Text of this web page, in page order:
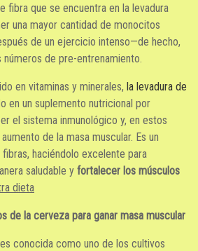
fibra que se encuentra en la levadura
una mayor cantidad de monocitos
de un ejercicio intenso—de hecho,
de pre-entrenamiento.
en vitaminas y minerales, la levadura de
en un suplemento nutricional por
el sistema inmunológico y, en estos
de la masa muscular. Es un
haciéndolo excelente para
saludable y fortalecer los músculos
dieta
de la cerveza para ganar masa muscular
conocida como uno de los cultivos